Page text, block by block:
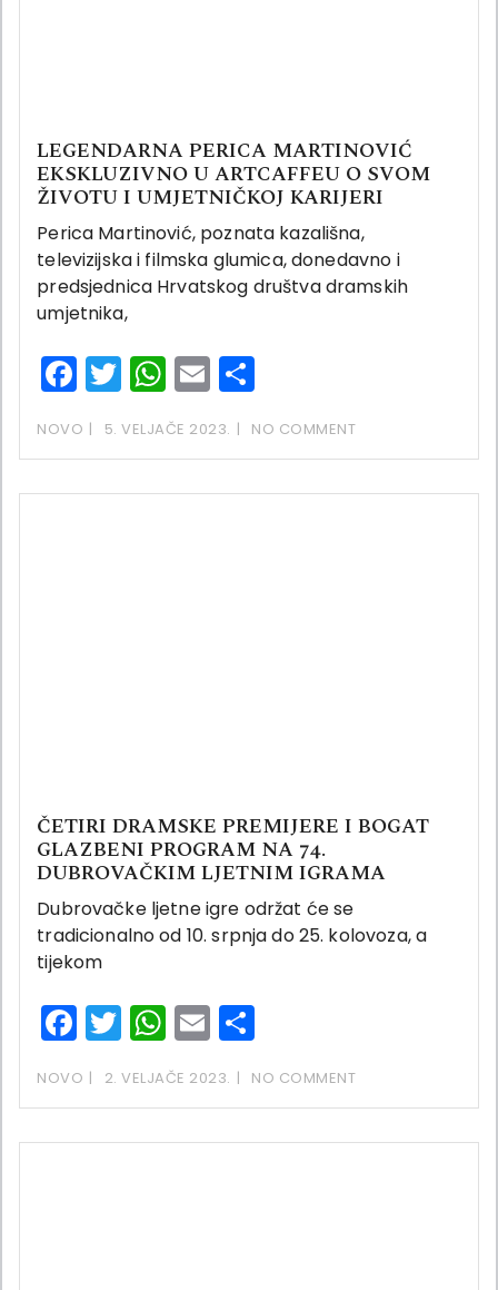
LEGENDARNA PERICA MARTINOVIĆ
EKSKLUZIVNO U ARTCAFFEU O SVOM
ŽIVOTU I UMJETNIČKOJ KARIJERI
Perica Martinović, poznata kazališna,
televizijska i filmska glumica, donedavno i
predsjednica Hrvatskog društva dramskih
umjetnika,
Facebook
Twitter
WhatsApp
Email
NOVO 5. VELJAČE 2023. NO COMMENT
ČETIRI DRAMSKE PREMIJERE I BOGAT
GLAZBENI PROGRAM NA 74.
DUBROVAČKIM LJETNIM IGRAMA
Dubrovačke ljetne igre održat će se
tradicionalno od 10. srpnja do 25. kolovoza, a
tijekom
Facebook
Twitter
WhatsApp
Email
NOVO 2. VELJAČE 2023. NO COMMENT